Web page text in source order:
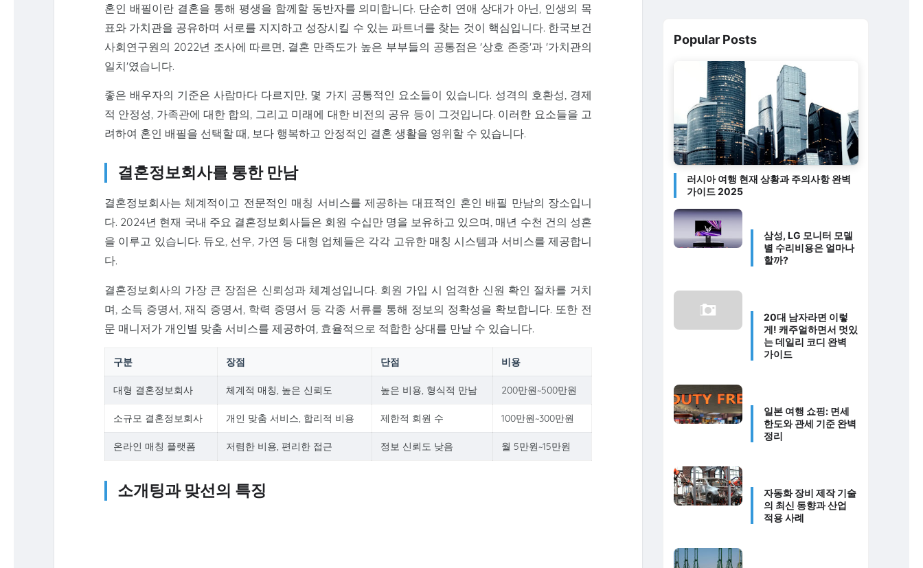
혼인 배필이란 결혼을 통해 평생을 함께할 동반자를 의미합니다. 단순히 연애 상대가 아닌, 인생의 목
표와 가치관을 공유하며 서로를 지지하고 성장시킬 수 있는 파트너를 찾는 것이 핵심입니다. 한국보건
사회연구원의 2022년 조사에 따르면, 결혼 만족도가 높은 부부들의 공통점은 '상호 존중'과 '가치관의
일치'였습니다.
좋은 배우자의 기준은 사람마다 다르지만, 몇 가지 공통적인 요소들이 있습니다. 성격의 호환성, 경제
적 안정성, 가족관에 대한 합의, 그리고 미래에 대한 비전의 공유 등이 그것입니다. 이러한 요소들을 고
려하여 혼인 배필을 선택할 때, 보다 행복하고 안정적인 결혼 생활을 영위할 수 있습니다.
결혼정보회사를 통한 만남
결혼정보회사는 체계적이고 전문적인 매칭 서비스를 제공하는 대표적인 혼인 배필 만남의 장소입니
다. 2024년 현재 국내 주요 결혼정보회사들은 회원 수십만 명을 보유하고 있으며, 매년 수천 건의 성혼
을 이루고 있습니다. 듀오, 선우, 가연 등 대형 업체들은 각각 고유한 매칭 시스템과 서비스를 제공합니
다.
결혼정보회사의 가장 큰 장점은 신뢰성과 체계성입니다. 회원 가입 시 엄격한 신원 확인 절차를 거치
며, 소득 증명서, 재직 증명서, 학력 증명서 등 각종 서류를 통해 정보의 정확성을 확보합니다. 또한 전
문 매니저가 개인별 맞춤 서비스를 제공하여, 효율적으로 적합한 상대를 만날 수 있습니다.
구분 장점 단점 비용
대형 결혼정보회사 체계적 매칭, 높은 신뢰도 높은 비용, 형식적 만남 200만원~500만원
소규모 결혼정보회사 개인 맞춤 서비스, 합리적 비용 제한적 회원 수 100만원~300만원
온라인 매칭 플랫폼 저렴한 비용, 편리한 접근 정보 신뢰도 낮음 월 5만원~15만원
소개팅과 맞선의 특징
Popular Posts
러시아 여행 현재 상황과 주의사항 완벽
가이드 2025
삼성, LG 모니터 모델
별 수리비용은 얼마나
할까?
20대 남자라면 이렇
게! 캐주얼하면서 멋있
는 데일리 코디 완벽
가이드
일본 여행 쇼핑: 면세
한도와 관세 기준 완벽
정리
자동화 장비 제작 기술
의 최신 동향과 산업
적용 사례